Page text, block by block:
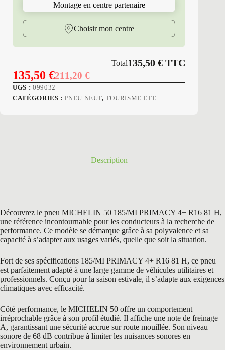
PRIMACY
Montage en centre partenaire
Choisir mon centre
Total135,50€ TTC
211,20€
Le
prix
135,50 €
Le
prix
UGS : 099032
CATÉGORIES :PNEU NEUF, TOURISME ETE
Description
Découvrez le pneu MICHELIN 50 185/MI PRIMACY 4+ R16 81 H,
une référence incontournable pour les conducteurs à la recherche de
performance. Ce modèle se démarque grâce à sa polyvalence et sa
capacité à s’adapter aux usages variés, quelle que soit la situation.
Fort de ses spécifications 185/MI PRIMACY 4+ R16 81 H, ce pneu
est parfaitement adapté à une large gamme de véhicules utilitaires et
professionnels. Conçu pour la saison estivale, il s’adapte aux exigences
climatiques avec efficacité.
Côté performance, le MICHELIN 50 offre un comportement
irréprochable grâce à son profil étudié. Il affiche une note de freinage
A, garantissant une sécurité accrue sur route mouillée. Son niveau
sonore de 68 dB contribue à limiter les nuisances sonores en
environnement urbain.